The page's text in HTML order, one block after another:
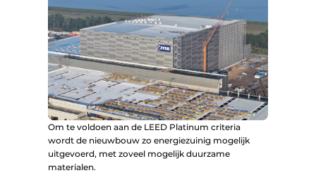
Om te voldoen aan de LEED Platinum criteria
wordt de nieuwbouw zo energiezuinig mogelijk
uitgevoerd, met zoveel mogelijk duurzame
materialen.